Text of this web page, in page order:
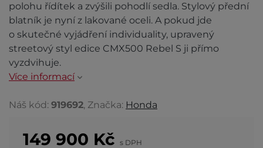
polohu řídítek a zvýšili pohodlí sedla. Stylový přední
blatník je nyní z lakované oceli. A pokud jde
o skutečné vyjádření individuality, upravený
streetový styl edice CMX500 Rebel S ji přímo
vyzdvihuje.
Více informací
Náš kód: 919692, Značka: Honda
149 900 Kč s DPH